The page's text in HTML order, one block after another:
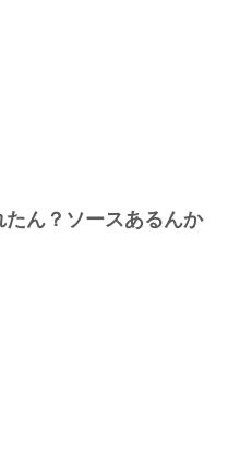
ん？ソースあるんか